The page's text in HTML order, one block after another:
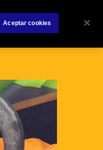
Aceptar cookies